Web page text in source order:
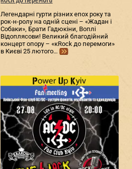
15.08.2026
Легендарні гурти різних епох року та
рок-н-ролу на одній сцені – «Жадан і
Собаки», Брати Гадюкіни, Воплі
Відоплясови! Великий благодійний
концерт опору – «кRock до перемоги»
в Києві 25 лютого…